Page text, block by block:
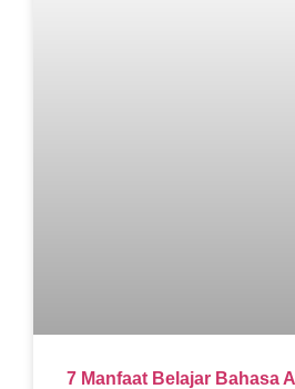
7 Manfaat Belajar Bahasa